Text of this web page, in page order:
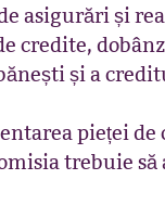
asigurări și
credite,
și a
pieței
trebuie